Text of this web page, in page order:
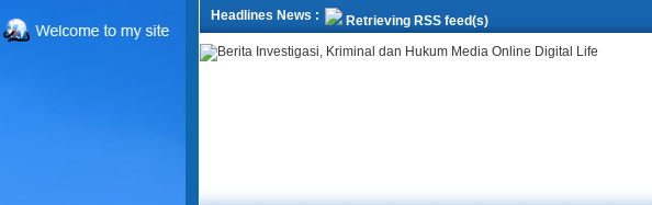
Headlines News : Retrieving RSS feed(s)